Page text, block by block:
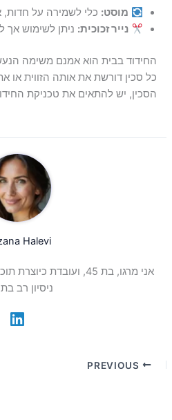
מוסט: כלי לשמירה על חדות,
נייר זכוכית: ניתן לשימוש אך
החידוד בבית הוא אמנם משימה
כל סכין דורשת את אותה הזווית
הסכין, יש להתאים את טכניקת
Halevi
אני מרגו, בת 45, ועובדת
ניסיון רב